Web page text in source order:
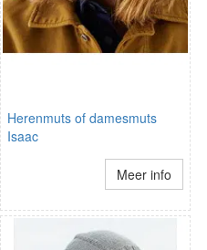
Herenmuts of damesmuts
Isaac
Meer info